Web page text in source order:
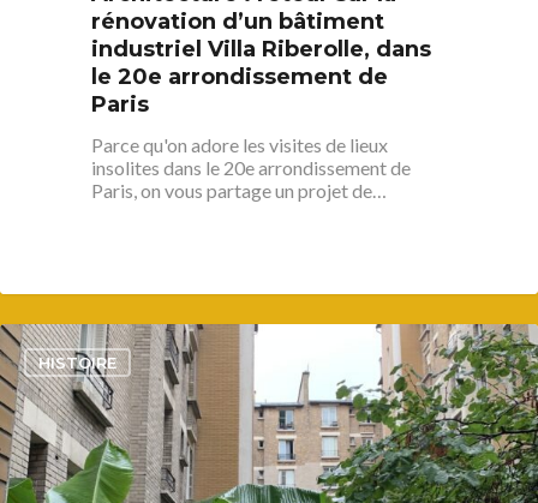
rénovation d’un bâtiment
industriel Villa Riberolle, dans
le 20e arrondissement de
Paris
Parce qu'on adore les visites de lieux
insolites dans le 20e arrondissement de
Paris, on vous partage un projet de…
HISTOIRE
3
S’informer
Commerces
Histoire
Bars et cafés
Restos
Se bouger
Agenda
Enfants
Sport & bien-être
Par quartier
Télégraphe
Père Lachaise /
Plaine Lagny
Saint-Blaise / Réunion
Nous Soutenir